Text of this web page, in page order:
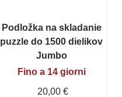
Podložka na skladanie
puzzle do 1500 dielikov
Jumbo
Fino a 14 giorni
20,00 €